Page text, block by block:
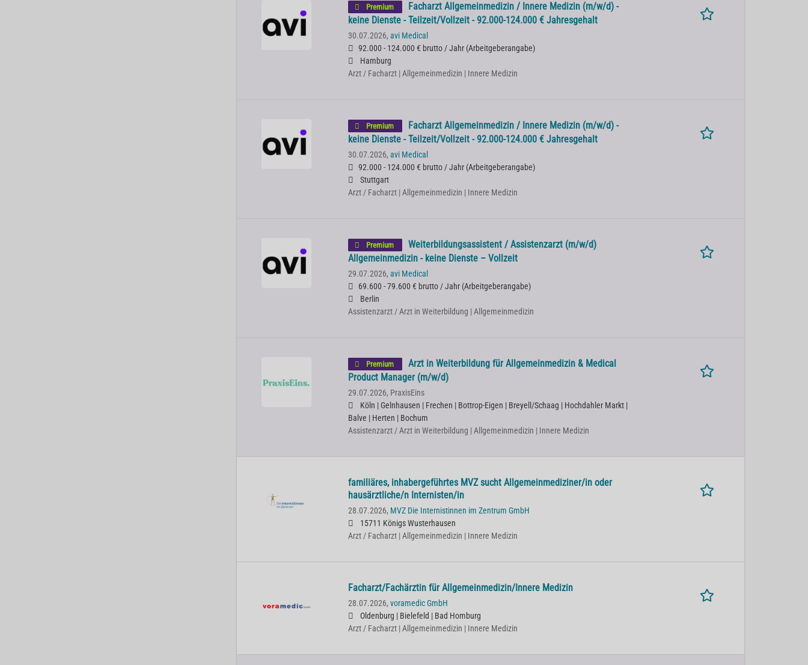
Premium
Facharzt Allgemeinmedizin / Innere Medizin (m/w/d) -
keine Dienste - Teilzeit/Vollzeit - 92.000-124.000 € Jahresgehalt
30.07.2026, avi Medical
92.000 - 124.000 € brutto / Jahr (Arbeitgeberangabe)
Hamburg
Arzt / Facharzt | Allgemeinmedizin | Innere Medizin
Premium
Facharzt Allgemeinmedizin / Innere Medizin (m/w/d) -
keine Dienste - Teilzeit/Vollzeit - 92.000-124.000 € Jahresgehalt
30.07.2026, avi Medical
92.000 - 124.000 € brutto / Jahr (Arbeitgeberangabe)
Stuttgart
Arzt / Facharzt | Allgemeinmedizin | Innere Medizin
Premium
Weiterbildungsassistent / Assistenzarzt (m/w/d)
Allgemeinmedizin - keine Dienste – Vollzeit
29.07.2026, avi Medical
69.600 - 79.600 € brutto / Jahr (Arbeitgeberangabe)
Berlin
Assistenzarzt / Arzt in Weiterbildung | Allgemeinmedizin
Premium
Arzt in Weiterbildung für Allgemeinmedizin & Medical
Product Manager (m/w/d)
29.07.2026, PraxisEins
Köln | Gelnhausen | Frechen | Bottrop-Eigen | Breyell/Schaag | Hochdahler Markt |
Balve | Herten | Bochum
Assistenzarzt / Arzt in Weiterbildung | Allgemeinmedizin | Innere Medizin
familiäres, inhabergeführtes MVZ sucht Allgemeinmediziner/in oder
hausärztliche/n Internisten/in
28.07.2026, MVZ Die Internistinnen im Zentrum GmbH
15711 Königs Wusterhausen
Arzt / Facharzt | Allgemeinmedizin | Innere Medizin
Facharzt/Fachärztin für Allgemeinmedizin/Innere Medizin
28.07.2026, voramedic GmbH
Oldenburg | Bielefeld | Bad Homburg
Arzt / Facharzt | Allgemeinmedizin | Innere Medizin